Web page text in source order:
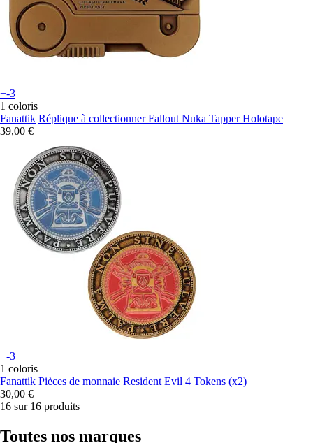
+-3
1 coloris
Fanattik Réplique à collectionner Fallout Nuka Tapper Holotape
39,00 €
+-3
1 coloris
Fanattik Pièces de monnaie Resident Evil 4 Tokens (x2)
30,00 €
16 sur 16 produits
Toutes nos marques